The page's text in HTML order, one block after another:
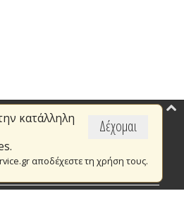
Δέχομαι
κατάλληλη
αποδέχεστε τη χρήση τους.